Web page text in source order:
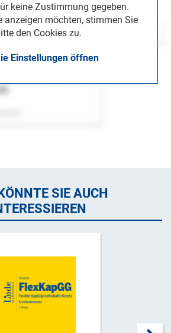
keine Zustimmung gegeben.
anzeigen möchten, stimmen Sie
den Cookies zu.
Einstellungen öffnen
SIE AUCH